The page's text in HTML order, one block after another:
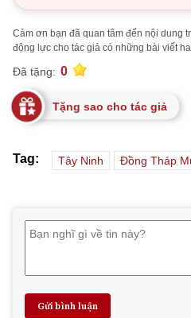
Cảm ơn bạn đã quan tâm đến nội dung
động lực cho tác giả có những bài viết
Đã tặng: 0
Tặng sao cho tác giả
Tag: Tây Ninh Đồng Tháp
Gửi bình luận